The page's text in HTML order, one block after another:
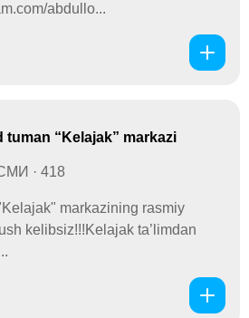
abdullo...
tuman “Kelajak” markazi
· 418
markazining rasmiy
kelibsiz!!!Kelajak ta’limdan